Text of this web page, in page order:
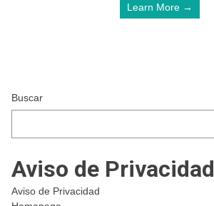
Learn More →
Buscar
Aviso de Privacidad
Aviso de Privacidad